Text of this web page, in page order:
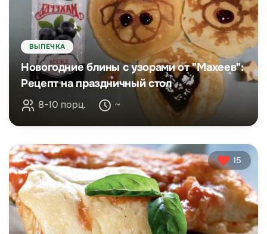
ВЫПЕЧКА
Новогодние блины с узорами от "Махеев":
Рецепт на праздничный стол
8-10 порц. ~
15